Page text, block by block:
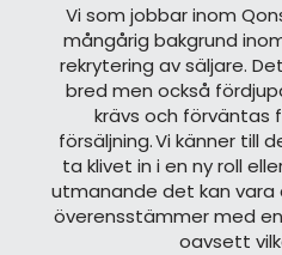
Vi som jobbar inom
mångårig bakgrund
rekrytering av säljare.
bred men också
krävs och förväntas
försäljning. Vi känner till
ta klivet in i en ny roll
utmanande det kan
överensstämmer med
oavsett